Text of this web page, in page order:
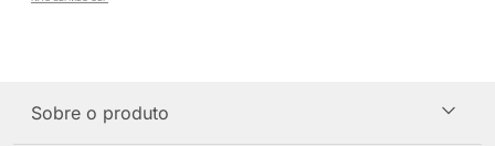
Sobre o produto